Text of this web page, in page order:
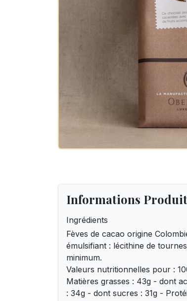
Informations Produit
Ingrédients
Fèves de cacao origine
émulsifiant : lécithine de
minimum.
Valeurs nutritionnelles pour :
Matières grasses : 43g - dont
: 34g - dont sucres : 31g -